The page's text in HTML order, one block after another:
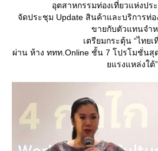
อุตสาหกรรมท่องเที่ยวแห่งปร
จัดประชุม Update สินค้าและบริการท่อ
ขายกับตัวแทนจ
เตรียมกระตุ้น “ไทยเ
ผ่าน ห้าง ททท.Online ชั้น 7 โปรโมชั่นสุ
รงแหล่งใต้”